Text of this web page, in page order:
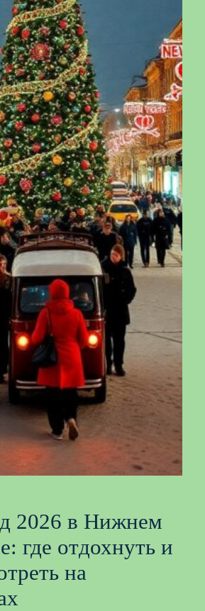
2026 в Нижнем
где отдохнуть и
на